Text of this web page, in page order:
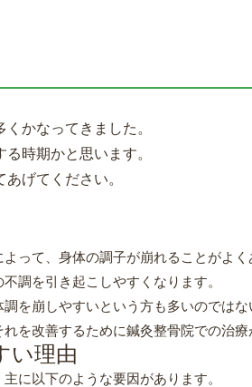
かなってきました。
時期かと思います。
げてください。
って、身体の調子が崩れることがよ
調を引き起こしやすくなります。
を崩しやすいという方も多いのではな
を改善するために鍼灸整骨院での治療
い理由
に以下のような要因があります。